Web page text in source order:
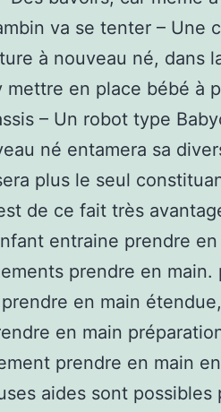
va se tenter – Une
à nouveau né, dans
mettre en place bébé à
– Un robot type
né entamera sa
plus le seul
de ce fait très
entraine prendre
prendre en main.
en main
en main
prendre en main
aides sont